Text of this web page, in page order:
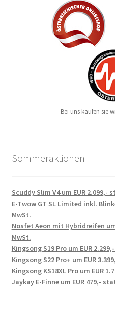
Bei uns kaufen sie
Sommeraktionen
Scuddy Slim V4 um EUR 2.099,-
E-Twow GT SL Limited inkl.
MwSt.
Nosfet Aeon mit Hybridreifen
MwSt.
Kingsong S19 Pro um EUR
Kingsong S22 Pro+ um EUR
Kingsong KS18XL Pro um EUR
Jaykay E-Finne um EUR 479,-